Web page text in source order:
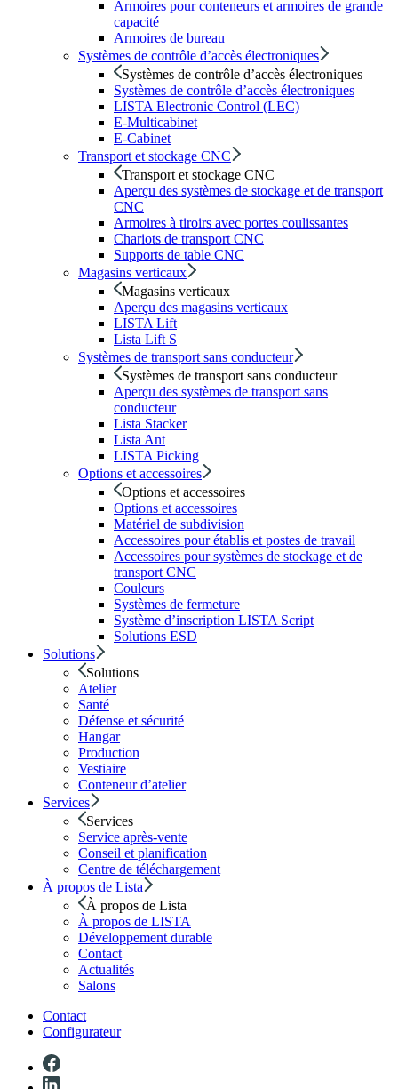
Armoires pour conteneurs et armoires de grande
capacité
Armoires de bureau
Systèmes de contrôle d’accès électroniques
Systèmes de contrôle d’accès électroniques
Systèmes de contrôle d’accès électroniques
LISTA Electronic Control (LEC)
E-Multicabinet
E-Cabinet
Transport et stockage CNC
Transport et stockage CNC
Aperçu des systèmes de stockage et de transport
CNC
Armoires à tiroirs avec portes coulissantes
Chariots de transport CNC
Supports de table CNC
Magasins verticaux
Magasins verticaux
Aperçu des magasins verticaux
LISTA Lift
Lista Lift S
Systèmes de transport sans conducteur
Systèmes de transport sans conducteur
Aperçu des systèmes de transport sans
conducteur
Lista Stacker
Lista Ant
LISTA Picking
Options et accessoires
Options et accessoires
Options et accessoires
Matériel de subdivision
Accessoires pour établis et postes de travail
Accessoires pour systèmes de stockage et de
transport CNC
Couleurs
Systèmes de fermeture
Système d’inscription LISTA Script
Solutions ESD
Solutions
Solutions
Atelier
Santé
Défense et sécurité
Hangar
Production
Vestiaire
Conteneur d’atelier
Services
Services
Service après-vente
Conseil et planification
Centre de téléchargement
À propos de Lista
À propos de Lista
À propos de LISTA
Développement durable
Contact
Actualités
Salons
Contact
Configurateur